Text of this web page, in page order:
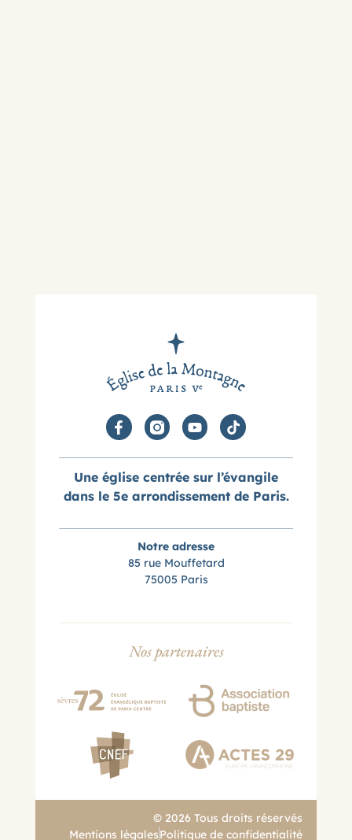
Une église centrée sur l’évangile
dans le 5e arrondissement de Paris.
Notre adresse
85 rue Mouffetard
75005 Paris
Nos partenaires
© 2026 Tous droits réservés
Mentions légalesPolitique de confidentialité